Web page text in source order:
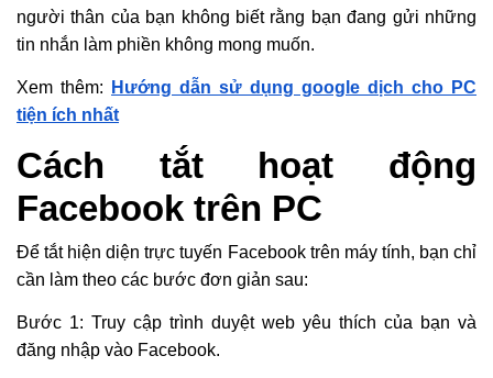
người thân của bạn không biết rằng bạn đang gửi những
tin nhắn làm phiền không mong muốn.
Xem thêm:
Hướng dẫn sử dụng google dịch cho PC
tiện ích nhất
Cách tắt hoạt động
Facebook trên PC
Để tắt hiện diện trực tuyến Facebook trên máy tính, bạn chỉ
cần làm theo các bước đơn giản sau:
Bước 1: Truy cập trình duyệt web yêu thích của bạn và
đăng nhập vào Facebook.